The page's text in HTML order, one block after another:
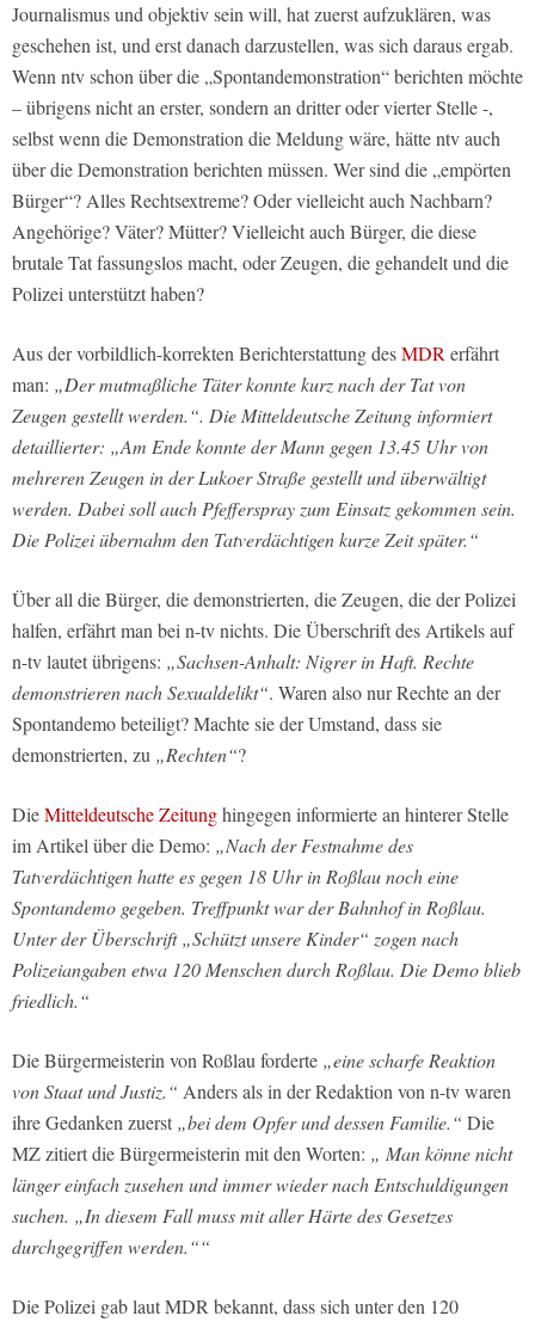
Journalismus und objektiv sein will, hat zuerst aufzuklären, was
geschehen ist, und erst danach darzustellen, was sich daraus ergab.
Wenn ntv schon über die „Spontandemonstration“ berichten möchte
– übrigens nicht an erster, sondern an dritter oder vierter Stelle -,
selbst wenn die Demonstration die Meldung wäre, hätte ntv auch
über die Demonstration berichten müssen. Wer sind die „empörten
Bürger“? Alles Rechtsextreme? Oder vielleicht auch Nachbarn?
Angehörige? Väter? Mütter? Vielleicht auch Bürger, die diese
brutale Tat fassungslos macht, oder Zeugen, die gehandelt und die
Polizei unterstützt haben?
Aus der vorbildlich-korrekten Berichterstattung desMDR erfährt
man: „Der mutmaßliche Täter konnte kurz nach der Tat von
Zeugen gestellt werden.“. Die Mitteldeutsche Zeitung informiert
detaillierter: „Am Ende konnte der Mann gegen 13.45 Uhr von
mehreren Zeugen in der Lukoer Straße gestellt und überwältigt
werden. Dabei soll auch Pfefferspray zum Einsatz gekommen sein.
Die Polizei übernahm den Tatverdächtigen kurze Zeit später.“
Über all die Bürger, die demonstrierten, die Zeugen, die der Polizei
halfen, erfährt man bei n-tv nichts. Die Überschrift des Artikels auf
n-tv lautet übrigens: „Sachsen-Anhalt: Nigrer in Haft. Rechte
demonstrieren nach Sexualdelikt“. Waren also nur Rechte an der
Spontandemo beteiligt? Machte sie der Umstand, dass sie
demonstrierten, zu „Rechten“?
DieMitteldeutsche Zeitunghingegen informierte an hinterer Stelle
im Artikel über die Demo: „Nach der Festnahme des
Tatverdächtigen hatte es gegen 18 Uhr in Roßlau noch eine
Spontandemo gegeben. Treffpunkt war der Bahnhof in Roßlau.
Unter der Überschrift „Schützt unsere Kinder“ zogen nach
Polizeiangaben etwa 120 Menschen durch Roßlau. Die Demo blieb
friedlich.“
Die Bürgermeisterin von Roßlau forderte „eine scharfe Reaktion
von Staat und Justiz.“ Anders als in der Redaktion von n-tv waren
ihre Gedanken zuerst „bei dem Opfer und dessen Familie.“ Die
MZ zitiert die Bürgermeisterin mit den Worten: „ Man könne nicht
länger einfach zusehen und immer wieder nach Entschuldigungen
suchen. „In diesem Fall muss mit aller Härte des Gesetzes
durchgegriffen werden.““
Die Polizei gab laut MDR bekannt, dass sich unter den 120